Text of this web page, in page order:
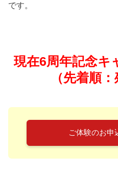
です。
現在6周年記念キ
（先着順
ご体験のお申